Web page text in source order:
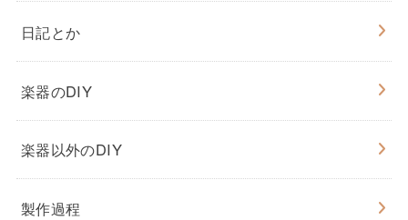
日記とか
楽器のDIY
楽器以外のDIY
製作過程